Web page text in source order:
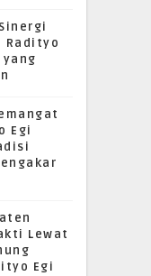
Radityo
Egi
Lewat
Egi